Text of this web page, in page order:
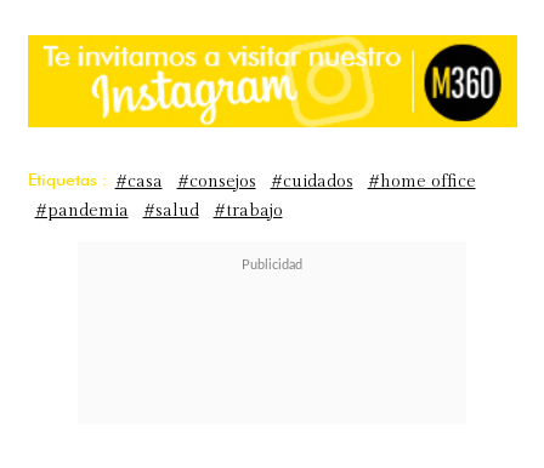
Etiquetas : #casa #consejos #cuidados
#home office
#pandemia
#salud #trabajo